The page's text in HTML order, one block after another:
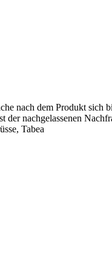
nach dem Produkt sich
nachgelassenen
Tabea